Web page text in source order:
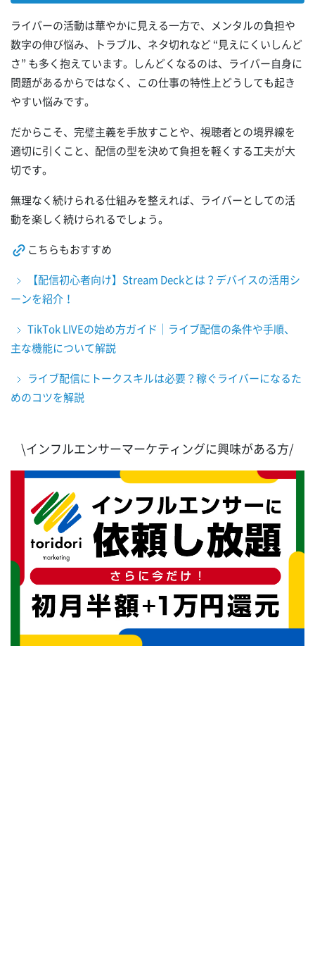
ライバーの活動は華やかに見える一方で、メンタルの負担や
数字の伸び悩み、トラブル、ネタ切れなど “見えにくいしんど
さ” も多く抱えています。しんどくなるのは、ライバー自身に
問題があるからではなく、この仕事の特性上どうしても起き
やすい悩みです。
だからこそ、完璧主義を手放すことや、視聴者との境界線を
適切に引くこと、配信の型を決めて負担を軽くする工夫が大
切です。
無理なく続けられる仕組みを整えれば、ライバーとしての活
動を楽しく続けられるでしょう。
こちらもおすすめ
【配信初心者向け】Stream Deckとは？デバイスの活用シ
ーンを紹介！
TikTok LIVEの始め方ガイド｜ライブ配信の条件や手順、
主な機能について解説
ライブ配信にトークスキルは必要？稼ぐライバーになるた
めのコツを解説
\インフルエンサーマーケティングに興味がある方/